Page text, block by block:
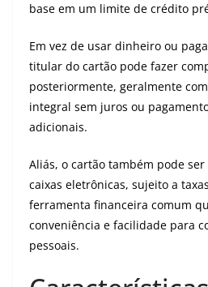
base em um limite de crédito
Em vez de usar dinheiro ou
titular do cartão pode fazer
posteriormente, geralmente
integral sem juros ou
adicionais.
Aliás, o cartão também pode
caixas eletrônicas, sujeito a
ferramenta financeira comum
conveniência e facilidade para
pessoais.